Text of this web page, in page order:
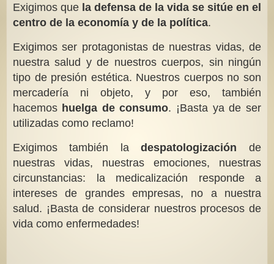
Exigimos que la defensa de la vida se sitúe en el
centro de la economía y de la política.
Exigimos ser protagonistas de nuestras vidas, de
nuestra salud y de nuestros cuerpos, sin ningún
tipo de presión estética. Nuestros cuerpos no son
mercadería ni objeto, y por eso, también
hacemos huelga de consumo. ¡Basta ya de ser
utilizadas como reclamo!
Exigimos también la despatologización de
nuestras vidas, nuestras emociones, nuestras
circunstancias: la medicalización responde a
intereses de grandes empresas, no a nuestra
salud. ¡Basta de considerar nuestros procesos de
vida como enfermedades!